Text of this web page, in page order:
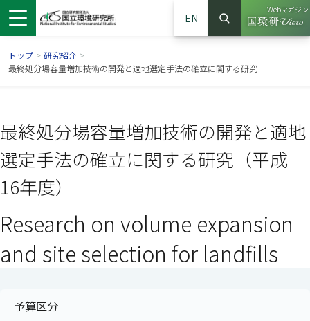
ウで開きます）
ンドウで開きます）
ウインドウで開きます）
EN
サイト内検索
検索
Webマガジン
（別ウイ
トップ > 研究紹介 >
最終処分場容量増加技術の開発と適地選定手法の確立に関する研究
最終処分場容量増加技術の開発と適地
選定手法の確立に関する研究（平成
16年度）
Research on volume expansion
and site selection for landfills
予算区分